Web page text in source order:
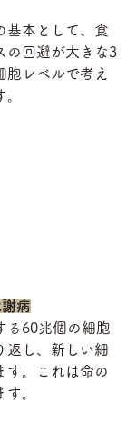
基本として、食
の回避が大きな3
胞レベルで考え
病
る60兆個の細胞
返し、新しい細
す。これは命の
。